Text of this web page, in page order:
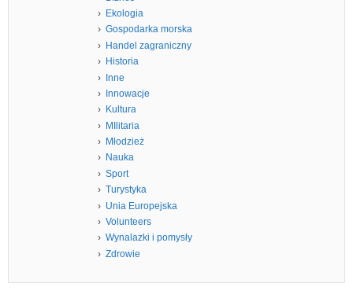
Ekologia
Gospodarka morska
Handel zagraniczny
Historia
Inne
Innowacje
Kultura
MIlitaria
Młodzież
Nauka
Sport
Turystyka
Unia Europejska
Volunteers
Wynalazki i pomysły
Zdrowie